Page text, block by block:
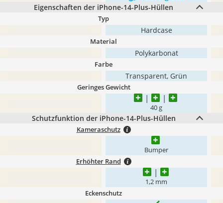
Eigenschaften der iPhone-14-Plus-Hüllen
Typ
Hardcase
Material
Polykarbonat
Farbe
Transparent, Grün
Geringes Gewicht
40 g
Schutzfunktion der iPhone-14-Plus-Hüllen
Kameraschutz
Bumper
Erhöhter Rand
1,2 mm
Eckenschutz